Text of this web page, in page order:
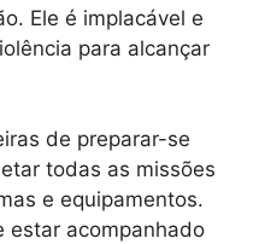
Ele é implacável e
para alcançar
de preparar-se
todas as missões
e equipamentos.
estar acompanhado